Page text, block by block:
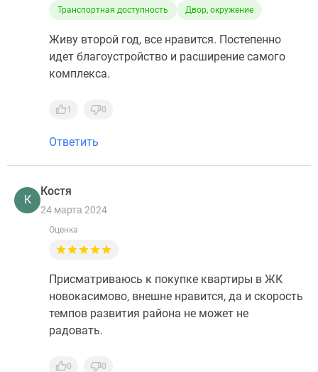
Транспортная доступность
Двор, окружение
Живу второй год, все нравится. Постепенно
идет благоустройство и расширение самого
комплекса.
1 0
Ответить
К
Костя
24 марта 2024
Оценка
Присматриваюсь к покупке квартиры в ЖК
новокасимово, внешне нравится, да и скорость
темпов развития района не может не
радовать.
0 0